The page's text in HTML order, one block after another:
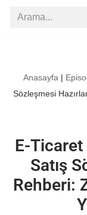
Anasayfa |
Sözleşmesi
E-Ticaret
Satış
Rehberi: